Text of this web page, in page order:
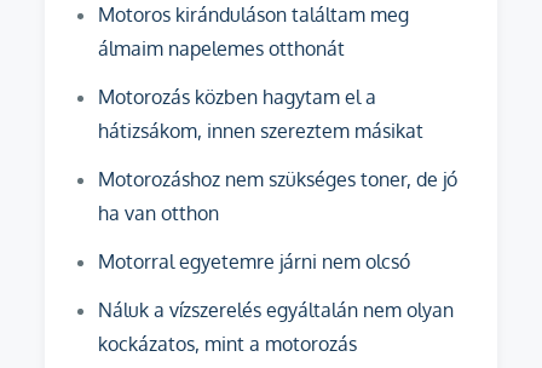
Motoros kiránduláson találtam meg
álmaim napelemes otthonát
Motorozás közben hagytam el a
hátizsákom, innen szereztem másikat
Motorozáshoz nem szükséges toner, de jó
ha van otthon
Motorral egyetemre járni nem olcsó
Náluk a vízszerelés egyáltalán nem olyan
kockázatos, mint a motorozás